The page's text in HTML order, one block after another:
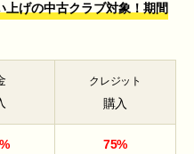
上げの中古クラブ対象！期間
クレジット
購入
75%